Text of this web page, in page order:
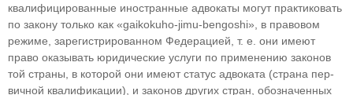
квалифицированные иностранные адвокаты могут практиковать
по закону только как «gaikokuho-jimu-bengoshi», в правовом
режиме, зарегистрированном Федера­цией, т. е. они имеют
право оказывать юридиче­ские услуги по применению законов
той страны, в которой они имеют статус адвоката (страна пер­
вичной квалификации), и законов других стран, обозначенных